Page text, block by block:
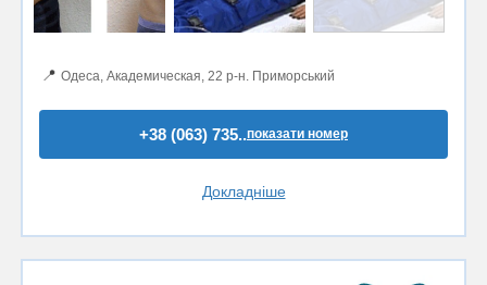
📍 Одеса, Академическая, 22 р-н. Приморський
+38 (063) 735..показати номер
Докладніше